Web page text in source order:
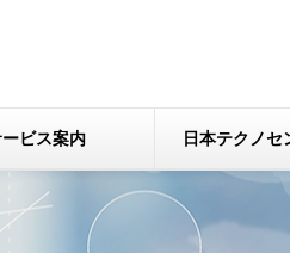
ビス案内 日本テクノセ